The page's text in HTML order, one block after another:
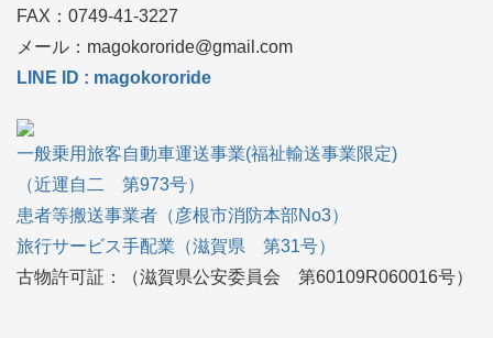
FAX：0749‐41-3227
メール：magokororide@gmail.com
LINE ID : magokororide
一般乗用旅客自動車運送事業(福祉輸送事業限定)
（近運自二 第973号）
患者等搬送事業者（彦根市消防本部No3）
旅行サービス手配業（滋賀県 第31号）
古物許可証：（滋賀県公安委員会 第60109R060016号）